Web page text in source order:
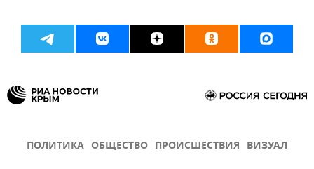
ПОЛИТИКА ОБЩЕСТВО ПРОИСШЕСТВИЯ ВИЗУАЛ